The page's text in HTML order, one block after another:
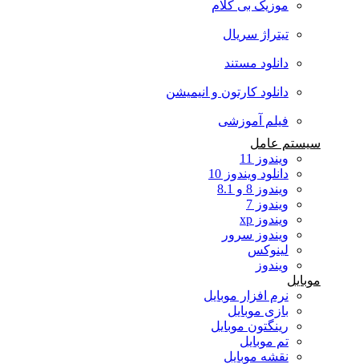
موزیک بی کلام
تیتراژ سریال
دانلود مستند
دانلود کارتون و انیمیشن
فیلم آموزشی
سیستم عامل
ویندوز 11
دانلود ویندوز 10
ویندوز 8 و 8.1
ویندوز 7
ویندوز xp
ویندوز سرور
لینوکس
ویندوز
موبایل
نرم افزار موبایل
بازی موبایل
رینگتون موبایل
تم موبایل
نقشه موبایل